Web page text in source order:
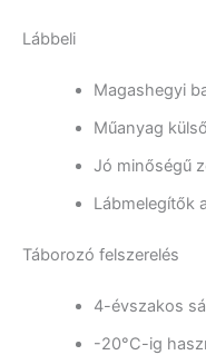
Lábbeli
Magashegyi
Műanyag
Jó minőségű
Lábmelegítők
Táborozó felszerelés
4-évszakos
-20°C-ig